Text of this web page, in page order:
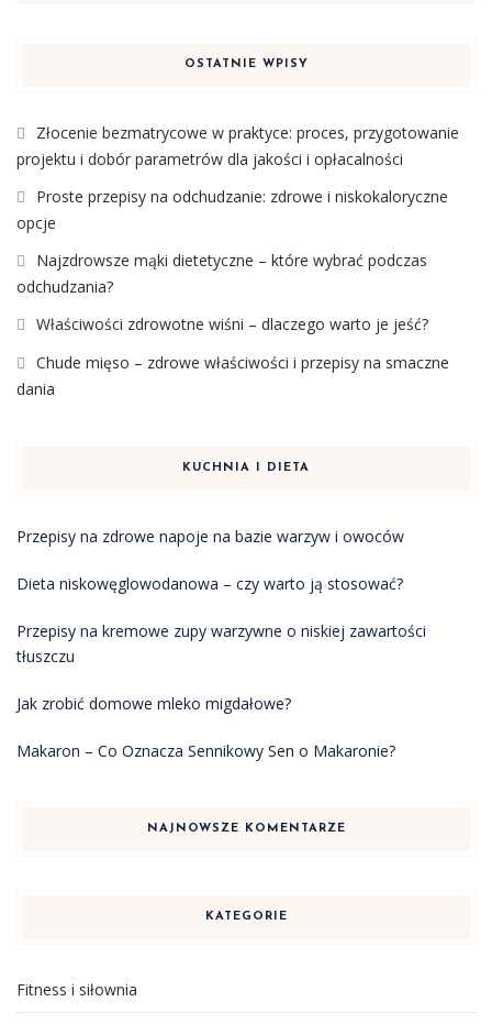
OSTATNIE WPISY
Złocenie bezmatrycowe w praktyce: proces, przygotowanie
projektu i dobór parametrów dla jakości i opłacalności
Proste przepisy na odchudzanie: zdrowe i niskokaloryczne
opcje
Najzdrowsze mąki dietetyczne – które wybrać podczas
odchudzania?
Właściwości zdrowotne wiśni – dlaczego warto je jeść?
Chude mięso – zdrowe właściwości i przepisy na smaczne
dania
KUCHNIA I DIETA
Przepisy na zdrowe napoje na bazie warzyw i owoców
Dieta niskowęglowodanowa – czy warto ją stosować?
Przepisy na kremowe zupy warzywne o niskiej zawartości
tłuszczu
Jak zrobić domowe mleko migdałowe?
Makaron – Co Oznacza Sennikowy Sen o Makaronie?
NAJNOWSZE KOMENTARZE
KATEGORIE
Fitness i siłownia